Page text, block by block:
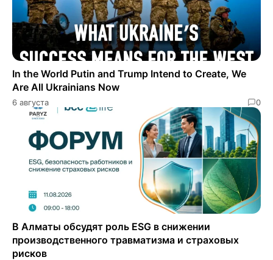
In the World Putin and Trump Intend to Create, We
Are All Ukrainians Now
6 августа 0
В Алматы обсудят роль ESG в снижении
производственного травматизма и страховых
рисков